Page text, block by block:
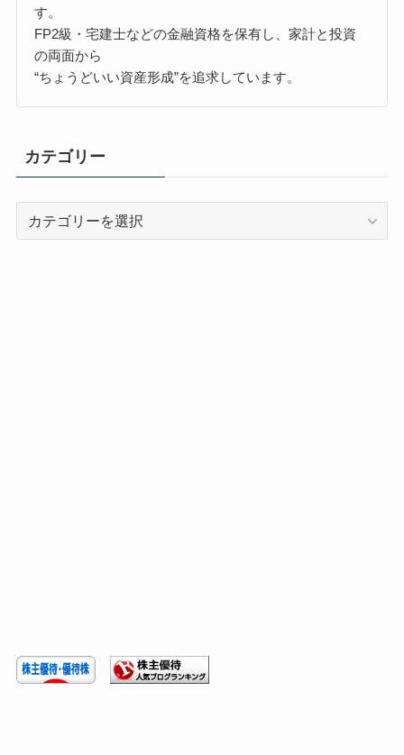
す。
FP2級・宅建士などの金融資格を保有し、家計と投資
の両面から
“ちょうどいい資産形成”を追求しています。
カテゴリー